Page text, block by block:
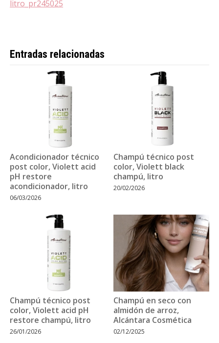
litro_pr245025
Entradas relacionadas
Acondicionador técnico
post color, Violett acid
pH restore
acondicionador, litro
06/03/2026
Champú técnico post
color, Violett black
champú, litro
20/02/2026
Champú técnico post
color, Violett acid pH
restore champú, litro
26/01/2026
Champú en seco con
almidón de arroz,
Alcántara Cosmética
02/12/2025